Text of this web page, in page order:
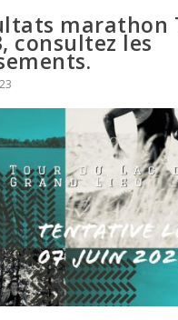
marathon
consultez les